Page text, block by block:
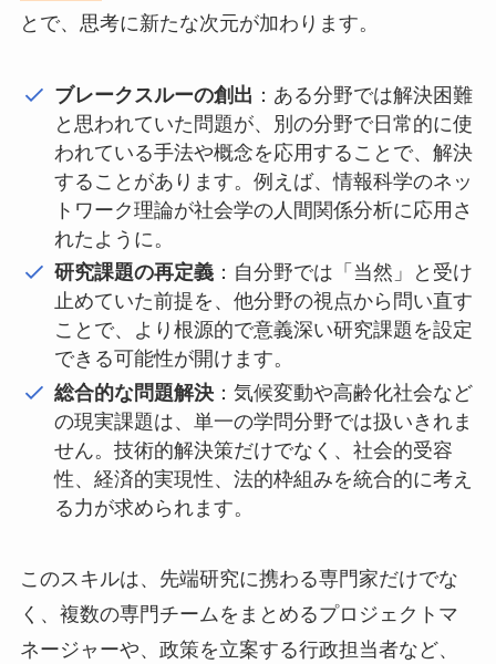
とで、思考に新たな次元が加わります。
ブレークスルーの創出 ：ある分野では解決困難
と思われていた問題が、別の分野で日常的に使
われている手法や概念を応用することで、解決
することがあります。例えば、情報科学のネッ
トワーク理論が社会学の人間関係分析に応用さ
れたように。
研究課題の再定義 ：自分野では「当然」と受け
止めていた前提を、他分野の視点から問い直す
ことで、より根源的で意義深い研究課題を設定
できる可能性が開けます。
総合的な問題解決 ：気候変動や高齢化社会など
の現実課題は、単一の学問分野では扱いきれま
せん。技術的解決策だけでなく、社会的受容
性、経済的実現性、法的枠組みを統合的に考え
る力が求められます。
このスキルは、先端研究に携わる専門家だけでな
く、複数の専門チームをまとめるプロジェクトマ
ネージャーや、政策を立案する行政担当者など、